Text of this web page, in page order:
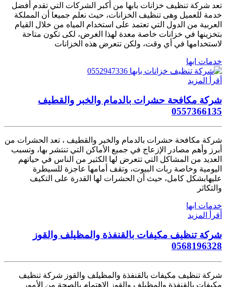
تعد شركة تنظيف خزانات بابها من أكبر الشركات التي تقدم أفضل
خدمة للعميل وهى تنظيف الخزانات، حيث نعلم جميعا أن المملكة
العربية من الدول التي تعتمد على استخدام المياه من خلال القيام
بتخزينها في خزانات خاصة معدة لهذا الغرض، لكى تكون متاحة
لاستخدامها في أي وقت، ولكن تتعرض هذه الخزانات
خدمات ابها
أقرأ المزيد
شركة مكافحة حشرات بالدمام والخبر والقطيف
0557366135
شركة مكافحة حشرات بالدمام والخبر والقطيف ، تعد الحشرات من
أبرز وأهم مصادر الإزعاج في جميع الأماكن التي تنتشر بها، وتسبب
العديد من المشاكل التي تتعرض لها الكثير من الناس في حياتهم
اليومية وخاصة ربات البيوت، وتقف أمامها عاجزة للسيطرة
عليهابشكل كامل، حيث أن الحشرات لها القدرة على التكيف
والتكاثر
خدمات ابها
أقرأ المزيد
شركة تنظيف مكيفات بالقنفذة والمظيلف والقوز
0568196328
شركة تنظيف مكيفات بالقنفذة والمظيلف والقوز شركة تنظيف
مكيفات بالقنفذة والمظيلف والقوز الاهتمام بالصحة من الأمور